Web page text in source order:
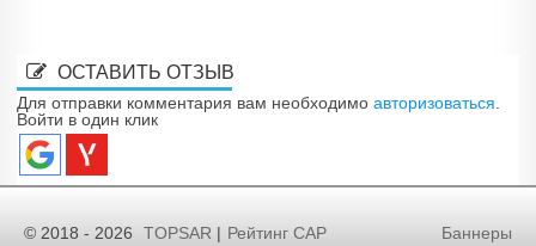
ОСТАВИТЬ ОТЗЫВ
Для отправки комментария вам необходимо авторизоваться
Войти в один клик
© 2018 - 2026 TOPSAR | Рейтинг САР Баннеры